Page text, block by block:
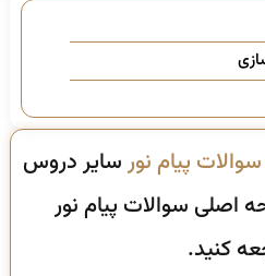
سوالات پیام نورسایر دروس
اصلی سوالات پیام نور
کنید.